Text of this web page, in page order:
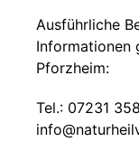
Ausführliche
Informationen
Pforzheim:
Tel.: 07231